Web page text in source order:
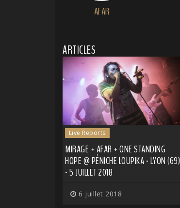
AFAR
ARTICLES
Live Reports
MIRAGE + AFAR + ONE STANDING
HOPE @ PÉNICHE LOUPIKA - LYON (69)
- 5 JUILLET 2018
6 juillet 2018